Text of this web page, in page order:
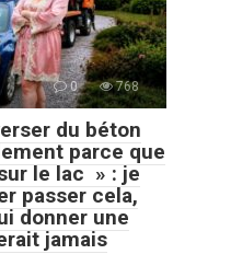
0 768
du béton
parce que
le lac » : je
passer cela,
donner une
jamais